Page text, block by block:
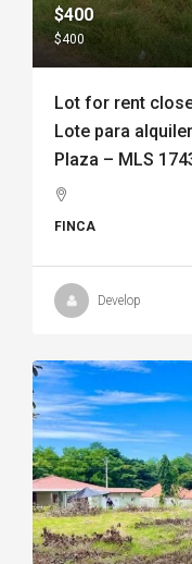
$400
$400
Lot for rent
Lote para
Plaza – MLS
FINCA
Develop